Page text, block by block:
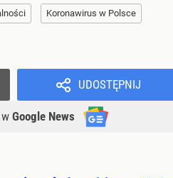
Koronawirus w Polsce
UDOSTĘPNIJ
w Google News